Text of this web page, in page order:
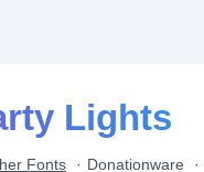
Lights
Fonts Donationware